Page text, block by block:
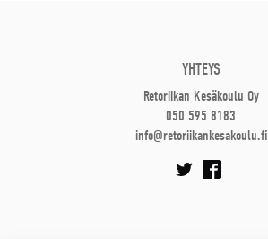
YHTEYS
Retoriikan Kesäkoulu Oy
050 595 8183
info@retoriikankesakoulu.fi